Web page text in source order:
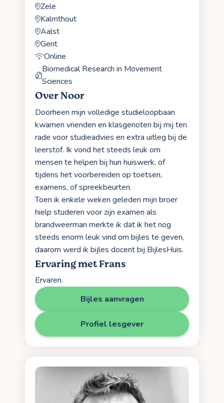
Zele
Kalmthout
Aalst
Gent
Online
Biomedical Research in Movement
Sciences
Over Noor
Doorheen mijn volledige studieloopbaan
kwamen vrienden en klasgenoten bij mij ten
rade voor studieadvies en extra uitleg bij de
leerstof. Ik vond het steeds leuk om
mensen te helpen bij hun huiswerk, of
tijdens het voorbereiden op toetsen,
examens, of spreekbeurten.
Toen ik enkele weken geleden mijn broer
hielp studeren voor zijn examen als
brandweerman merkte ik dat ik het nog
steeds enorm leuk vind om bijles te geven,
daarom werd ik bijles docent bij BijlesHuis.
Ervaring met Frans
Ervaren.
Bijles aanvragen
Profiel lesgever